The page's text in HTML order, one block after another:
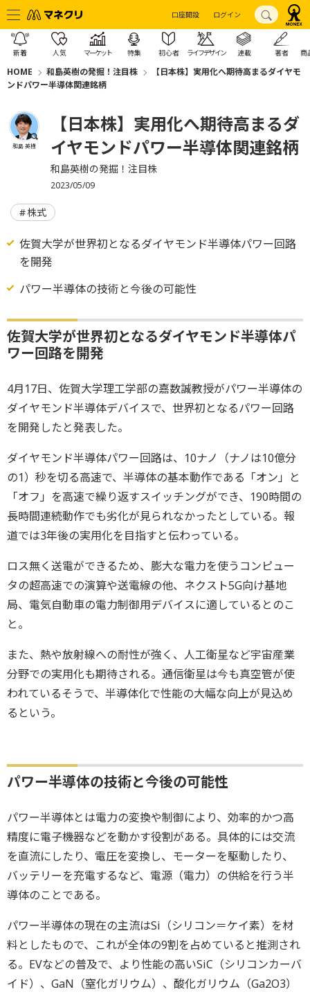
口座開設 ログイン
新着 人気 マーケット 特集 初心者 ライフデザイン 連載 著者 商
HOME 和島英樹の発掘！注目株
【日本株】実用化へ期待高まるダイヤモ
ンドパワー半導体関連銘柄
和島 英樹
【日本株】実用化へ期待高まるダ
イヤモンドパワー半導体関連銘柄
和島英樹の発掘！注目株
2023/05/09
株式
佐賀大学が世界初となるダイヤモンド半導体パワー回路
を開発
パワー半導体の技術と今後の可能性
佐賀大学が世界初となるダイヤモンド半導体パ
ワー回路を開発
4月17日、佐賀大学理工学部の嘉数誠教授がパワー半導体の
ダイヤモンド半導体デバイスで、世界初となるパワー回路
を開発したと発表した。
ダイヤモンド半導体パワー回路は、10ナノ（ナノは10億分
の1）秒を切る高速で、半導体の基本動作である「オン」と
「オフ」を高速で繰り返すスイッチングができ、190時間の
長時間連続動作でも劣化が見られなかったとしている。報
道では3年後の実用化を目指すと伝わっている。
ロス無く送電ができるため、膨大な電力を使うコンピュー
タの超高速での演算や送電線の他、ネクスト5G向け基地
局、電気自動車の電力制御用デバイスに適しているとのこ
と。
また、熱や放射線への耐性が強く、人工衛星など宇宙産業
分野での実用化も期待される。通信衛星は今も真空管が使
われているそうで、半導体化で性能の大幅な向上が見込め
るという。
パワー半導体の技術と今後の可能性
パワー半導体とは電力の変換や制御により、効率的かつ高
精度に電子機器などを動かす役割がある。具体的には交流
を直流にしたり、電圧を変換し、モーターを駆動したり、
バッテリーを充電するなど、電源（電力）の供給を行う半
導体のことである。
パワー半導体の現在の主流はSi（シリコン＝ケイ素）を材
料としたもので、これが全体の9割を占めていると推測され
る。EVなどの普及で、より性能の高いSiC（シリコンカーバ
イド）、GaN（窒化ガリウム）、酸化ガリウム（Ga2O3）